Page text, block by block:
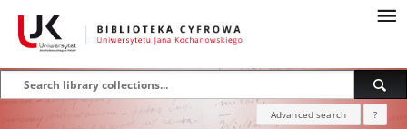
Advanced search ?